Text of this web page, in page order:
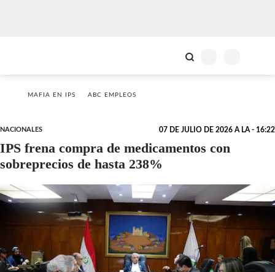
MAFIA EN IPS ABC EMPLEOS
NACIONALES 07 DE JULIO DE 2026 A LA - 16:22
IPS frena compra de medicamentos con
sobreprecios de hasta 238%